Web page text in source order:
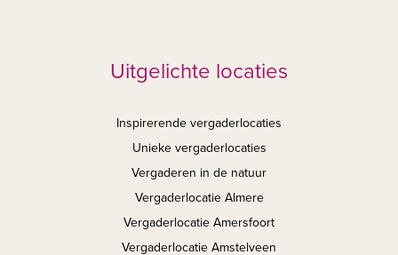
Uitgelichte locaties
Inspirerende vergaderlocaties
Unieke vergaderlocaties
Vergaderen in de natuur
Vergaderlocatie Almere
Vergaderlocatie Amersfoort
Vergaderlocatie Amstelveen